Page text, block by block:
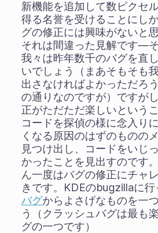
新機能を追加して数ピクセ
得る名誉を受けることにし
グの修正には興味がないと
それは間違った見解です―そ
我々は昨年数千のバグを直
いでしょう（まあそもそも
出さなければよかっただろ
の通りなのですが）ですが
正がただただ楽しいという
コードを探偵の様に念入り
くなる原因のはずのものの
見つけ出し、コードをいじ
かったことを見出すのです
ん一度はバグの修正にチャ
きです。KDEのbugzillaに行
バグからよさげなものを一
う（クラッシュバグは最も
グの一つです）